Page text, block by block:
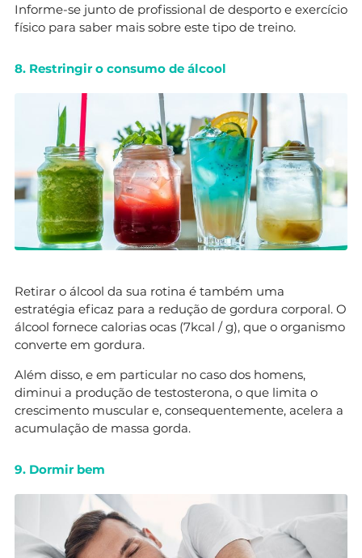
Informe-se junto de profissional de desporto e exercício
físico para saber mais sobre este tipo de treino.
8. Restringir o consumo de álcool
Retirar o álcool da sua rotina é também uma
estratégia eficaz para a redução de gordura corporal. O
álcool fornece calorias ocas (7kcal / g), que o organismo
converte em gordura.
Além disso, e em particular no caso dos homens,
diminui a produção de testosterona, o que limita o
crescimento muscular e, consequentemente, acelera a
acumulação de massa gorda.
9. Dormir bem